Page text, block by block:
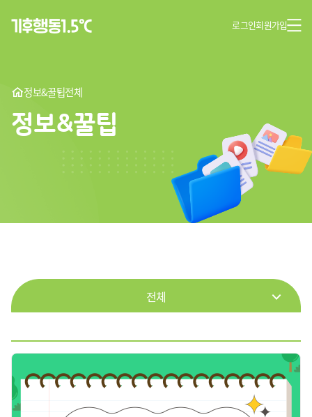
로그인회원가입
정보&꿀팁전체
정보&꿀팁
전체